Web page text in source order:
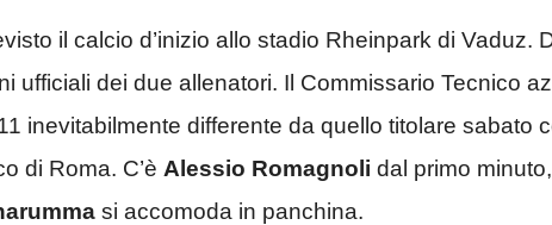
il calcio d’inizio allo stadio Rheinpark di Vaduz.
ufficiali dei due allenatori. Il Commissario Tecnico
inevitabilmente differente da quello titolare sabato
di Roma. C’è Alessio Romagnoli dal primo minuto,
si accomoda in panchina.